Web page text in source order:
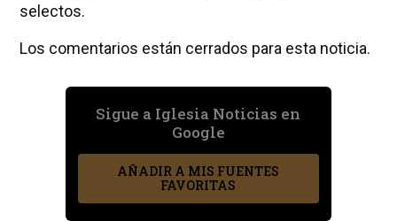
selectos.
Los comentarios están cerrados para esta noticia.
Sigue a Iglesia Noticias en
Google
AÑADIR A MIS FUENTES
FAVORITAS